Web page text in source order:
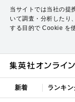
当サイトでは当社の提
いて調査・分析したり
する目的で Cookie を
新着 ランキン